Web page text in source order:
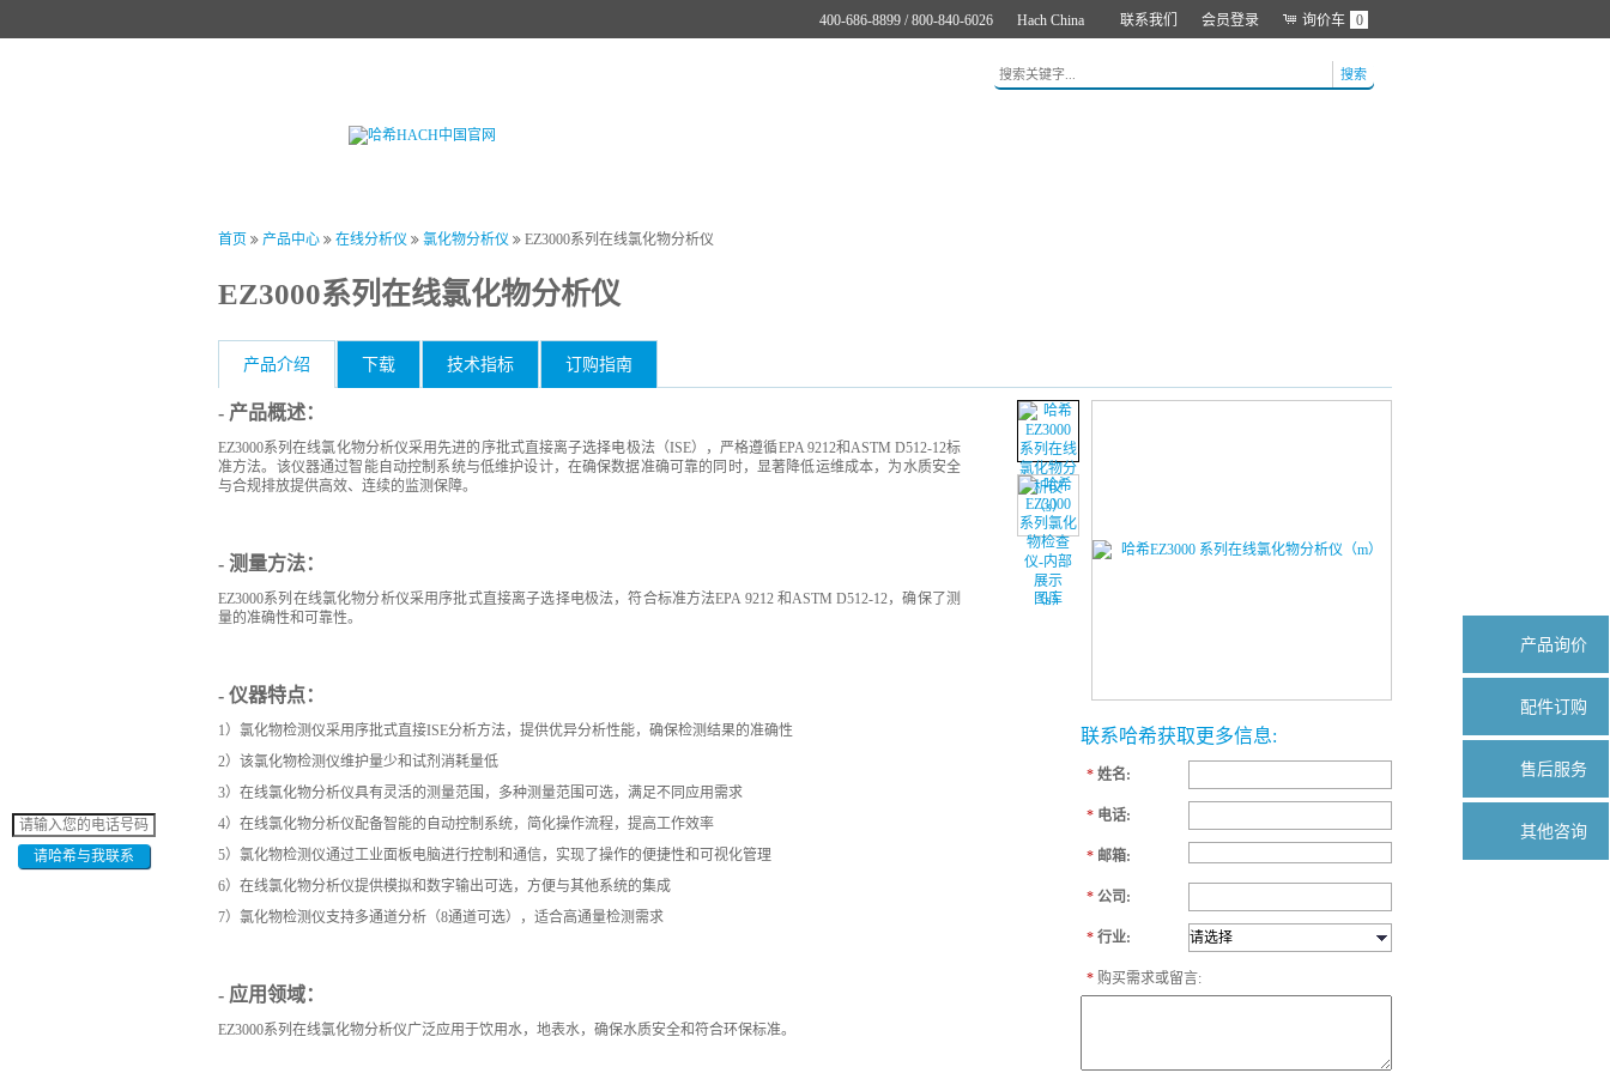
联系我们 会员登录 询价车 0
Hach China
400-686-8899 / 800-840-6026
搜索
首页 产品中心 在线分析仪 氯化物分析仪 EZ3000系列在线氯化物分析仪
EZ3000系列在线氯化物分析仪
产品介绍 下载 技术指标 订购指南
图库
- 产品概述：
EZ3000系列在线氯化物分析仪采用先进的序批式直接离子选择电极法（ISE），严格遵循EPA 9212和ASTM D512-12标
准方法。该仪器通过智能自动控制系统与低维护设计，在确保数据准确可靠的同时，显著降低运维成本，为水质安全
与合规排放提供高效、连续的监测保障。
- 测量方法：
EZ3000系列在线氯化物分析仪采用序批式直接离子选择电极法，符合标准方法EPA 9212 和ASTM D512-12，确保了测
量的准确性和可靠性。
- 仪器特点：
1）氯化物检测仪采用序批式直接ISE分析方法，提供优异分析性能，确保检测结果的准确性
2）该氯化物检测仪维护量少和试剂消耗量低
3）在线氯化物分析仪具有灵活的测量范围，多种测量范围可选，满足不同应用需求
4）在线氯化物分析仪配备智能的自动控制系统，简化操作流程，提高工作效率
5）氯化物检测仪通过工业面板电脑进行控制和通信，实现了操作的便捷性和可视化管理
6）在线氯化物分析仪提供模拟和数字输出可选，方便与其他系统的集成
7）氯化物检测仪支持多通道分析（8通道可选），适合高通量检测需求
- 应用领域：
EZ3000系列在线氯化物分析仪广泛应用于饮用水，地表水，确保水质安全和符合环保标准。
联系哈希获取更多信息:
* 姓名:
* 电话:
* 邮箱:
* 公司:
* 行业:
* 购买需求或留言:
请哈希与我联系
产品询价
配件订购
售后服务
其他咨询